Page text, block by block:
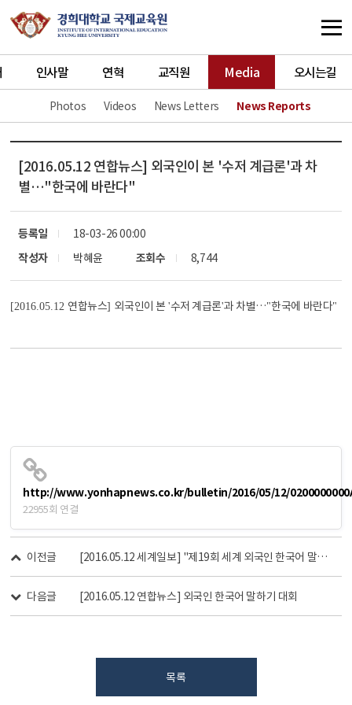
인사말 연혁 교직원 Media
Photos Videos News Letters News Reports
오시는길
[2016.05.12 연합뉴스] 외국인이 본 '수저 계급론'과 차
별…"한국에 바란다"
등록일
18-03-26 00:00
작성자
박혜윤 조회수 8,744
[2016.05.12 연합뉴스] 외국인이 본 '수저 계급론'과 차별…"한국에 바란다"
http://www.yonhapnews.co.kr/bulletin/2016/05/12/
22955회 연결
이전글 [2016.05.12 세계일보] "제19회 세계 외국인 한국어 말하기 대회"
다음글 [2016.05.12 연합뉴스] 외국인 한국어 말하기 대회
목록